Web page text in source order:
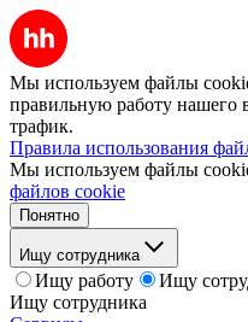
Мы используем файлы
правильную работу нашего
трафик.
Правила использования
Мы используем файлы
файлов cookie
Понятно
Ищу сотрудника
Ищу работу
Ищу
Ищу сотрудника